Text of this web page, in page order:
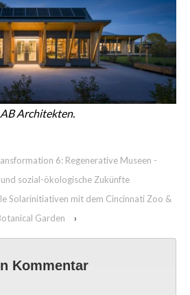
Architekten.
6: Regenerative Museen -
sozial-ökologische Zukünfte
Solarinitiativen mit dem Cincinnati Zoo &
Garden
›
Kommentar